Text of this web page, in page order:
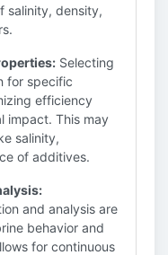
salinity, density,
Selecting
for specific
efficiency
impact. This may
salinity,
of additives.
and analysis are
behavior and
for continuous